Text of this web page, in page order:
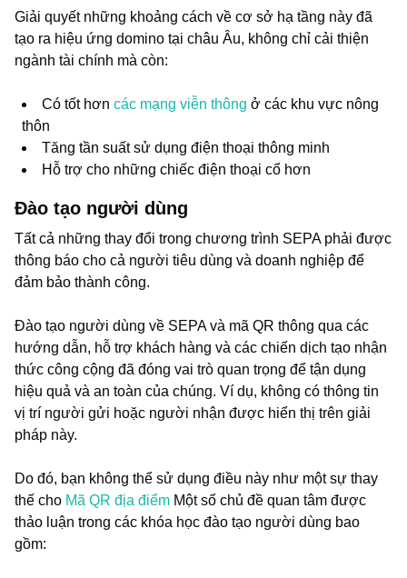
Giải quyết những khoảng cách về cơ sở hạ tầng này đã
tạo ra hiệu ứng domino tại châu Âu, không chỉ cải thiện
ngành tài chính mà còn:
Có tốt hơn các mạng viễn thông ở các khu vực nông
thôn
Tăng tần suất sử dụng điện thoại thông minh
Hỗ trợ cho những chiếc điện thoại cổ hơn
Đào tạo người dùng
Tất cả những thay đổi trong chương trình SEPA phải được
thông báo cho cả người tiêu dùng và doanh nghiệp để
đảm bảo thành công.
Đào tạo người dùng về SEPA và mã QR thông qua các
hướng dẫn, hỗ trợ khách hàng và các chiến dịch tạo nhận
thức công cộng đã đóng vai trò quan trọng để tận dụng
hiệu quả và an toàn của chúng. Ví dụ, không có thông tin
vị trí người gửi hoặc người nhận được hiển thị trên giải
pháp này.
Do đó, bạn không thể sử dụng điều này như một sự thay
thế cho Mã QR địa điểm Một số chủ đề quan tâm được
thảo luận trong các khóa học đào tạo người dùng bao
gồm: